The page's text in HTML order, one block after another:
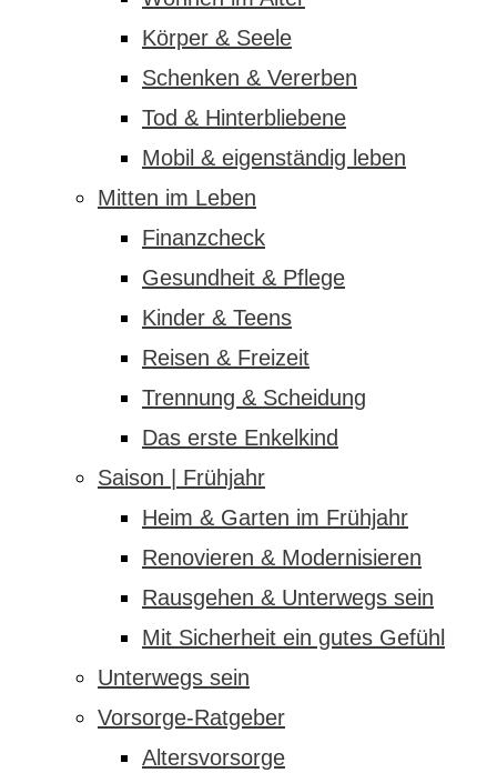
Körper & Seele
Schenken & Vererben
Tod & Hinterbliebene
Mobil & eigenständig leben
Mitten im Leben
Finanzcheck
Gesundheit & Pflege
Kinder & Teens
Reisen & Freizeit
Trennung & Scheidung
Das erste Enkelkind
Saison | Frühjahr
Heim & Garten im Frühjahr
Renovieren & Modernisieren
Rausgehen & Unterwegs sein
Mit Sicherheit ein gutes Gefühl
Unterwegs sein
Vorsorge-Ratgeber
Altersvorsorge